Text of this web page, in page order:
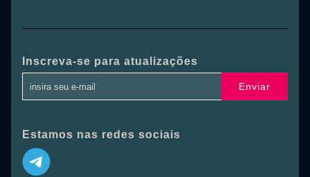
Inscreva-se para atualizações
Enviar
Estamos nas redes sociais